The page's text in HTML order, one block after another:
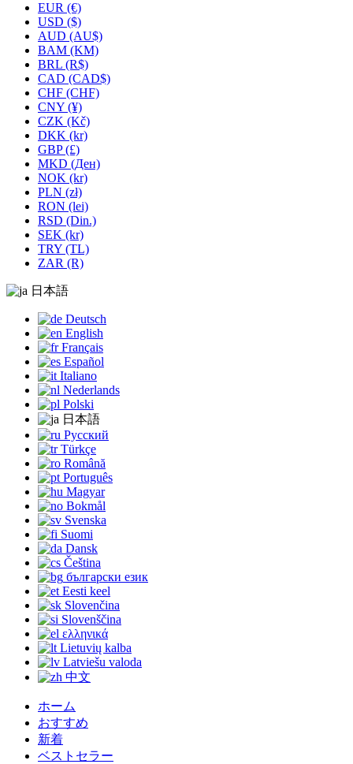
EUR (€)
USD ($)
AUD (AU$)
BAM (KM)
BRL (R$)
CAD (CAD$)
CHF (CHF)
CNY (¥)
CZK (Kč)
DKK (kr)
GBP (£)
MKD (Ден)
NOK (kr)
PLN (zł)
RON (lei)
RSD (Din.)
SEK (kr)
TRY (TL)
ZAR (R)
日本語
Deutsch
English
Français
Español
Italiano
Nederlands
Polski
日本語
Русский
Türkçe
Română
Português
Magyar
Bokmål
Svenska
Suomi
Dansk
Čeština
български език
Eesti keel
Slovenčina
Slovenščina
ελληνικά
Lietuvių kalba
Latviešu valoda
中文
ホーム
おすすめ
新着
ベストセラー